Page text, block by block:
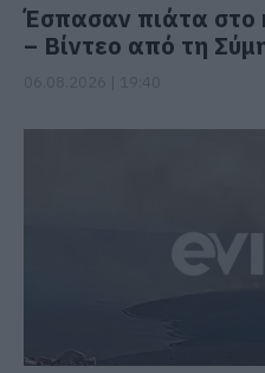
Έσπασαν πιάτα στο
– Βίντεο από τη